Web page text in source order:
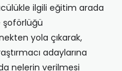
ilgili eğitim arada
şoförlüğü
yola çıkarak,
adaylarına
nelerin verilmesi